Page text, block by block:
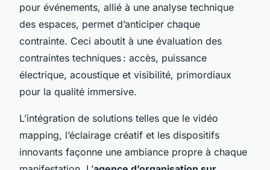
pour événements, allié à une analyse technique
des espaces, permet d’anticiper chaque
contrainte. Ceci aboutit à une évaluation des
contraintes techniques : accès, puissance
électrique, acoustique et visibilité, primordiaux
pour la qualité immersive.
L’intégration de solutions telles que le vidéo
mapping, l’éclairage créatif et les dispositifs
innovants façonne une ambiance propre à chaque